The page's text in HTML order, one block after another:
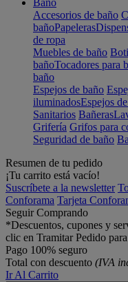
Baño
Accesorios de baño
bañoPapeleras
de ropa
Muebles de baño
bañoTocadores para
baño
Espejos de baño
iluminadosEspejos
Sanitarios Bañeras
Grifería Grifos para
Seguridad de baño
Resumen de tu pedido
¡Tu carrito está vacío!
Suscríbete a la newsletter
Conforama Tarjeta
Seguir Comprando
*Descuentos, cupones y
clic en Tramitar Pedido
Pago 100% seguro
Total con descuento (IVA
Ir Al Carrito